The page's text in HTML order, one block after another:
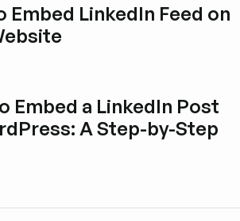
Embed LinkedIn Feed on
Embed a LinkedIn Post
A Step-by-Step